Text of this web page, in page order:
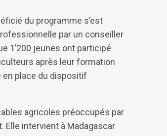
du programme s’est
par un conseiller
1’200 jeunes ont participé
après leur formation
en place du dispositif
agricoles préoccupés par
Elle intervient à Madagascar